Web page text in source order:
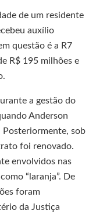
de um residente
auxílio
questão é a R7
R$ 195 milhões e
a gestão do
Anderson
Posteriormente, sob
foi renovado.
envolvidos nas
“laranja”. De
foram
da Justiça